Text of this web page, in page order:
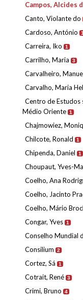
Campos, Alcides
Canto, Violante do
Cardoso, António 1
Carreira, Iko 1
Carrilho, Maria 3
Carvalheiro,
Carvalho, Maria
Centro de Estudos
Médio Oriente 1
Chajmowiez,
Chilcote, Ronald 1
Chipenda, Daniel 1
Choupaut, Yves-
Coelho, Ana
Coelho, Jacinto
Coelho, Mário
Congar, Yves 1
Conselho Mundial
Consilium 2
Cortez, Sá 1
Cotrait, René 3
Crimi, Bruno 4